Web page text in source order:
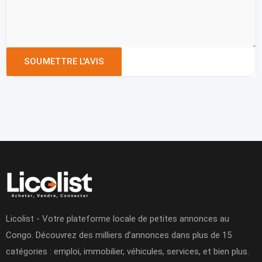
Licolist - Votre plateforme locale de petites annonces au
Congo. Découvrez des milliers d’annonces dans plus de 15
catégories : emploi, immobilier, véhicules, services, et bien plus.